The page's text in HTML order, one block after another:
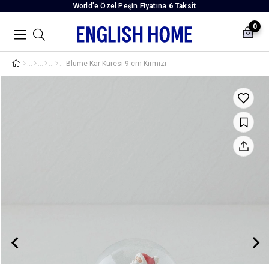
World’e Özel Peşin Fiyatına 6 Taksit
0
Blume Kar Küresi 9 cm Kırmızı